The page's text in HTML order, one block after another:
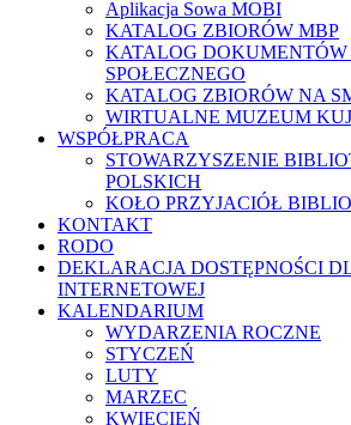
Aplikacja Sowa MOBI
KATALOG ZBIORÓW MBP
KATALOG
SPOŁECZNEGO
KATALOG ZBIORÓW NA
WIRTUALNE MUZEUM
WSPÓŁPRACA
STOWARZYSZENIE
POLSKICH
KOŁO PRZYJACIÓŁ
KONTAKT
RODO
DEKLARACJA DOSTĘPNOŚCI
INTERNETOWEJ
KALENDARIUM
WYDARZENIA ROCZNE
STYCZEŃ
LUTY
MARZEC
KWIECIEŃ